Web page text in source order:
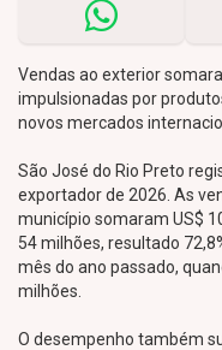
Vendas ao exterior
impulsionadas por
novos mercados
São José do Rio Preto
exportador de 2026. As
município somaram US$
54 milhões, resultado
mês do ano passado,
milhões.
O desempenho também